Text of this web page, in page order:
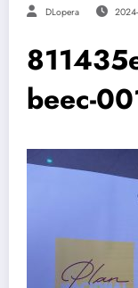
DLopera
beec-